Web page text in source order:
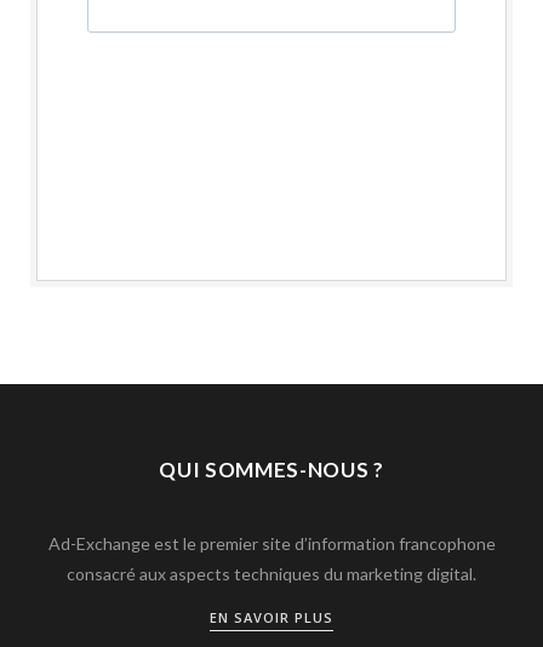
QUI SOMMES-NOUS ?
Ad-Exchange est le premier site d’information francophone
consacré aux aspects techniques du marketing digital.
EN SAVOIR PLUS